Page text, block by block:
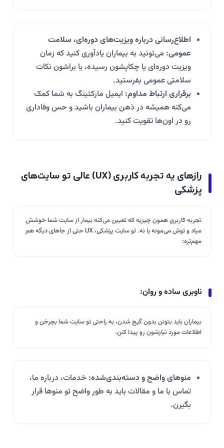
اطلاع‌رسانی درباره ویزیت‌های دوره‌ای، سلامت
عمومی: می‌تونید به بیماران یادآوری کنید که زمان
ویزیت دوره‌ای یا چکاپشون رسیده، یا براشون نکات
سلامتی عمومی بفرستید.
برقراری ارتباط مداوم: ایمیل مارکتینگ به شما کمک
می‌کنه همیشه در ذهن بیماران باشید و حس وفاداری
رو در اون‌ها تقویت کنید.
رازهای یه تجربه کاربری (UX) عالی تو سایت‌های
پزشکی
تجربه کاربری همون چیزیه که تعیین می‌کنه بیمار از سایت شما خوشش
میاد و توش می‌مونه یا نه. تو سایت پزشکی، UX حتی از جاهای دیگه هم
مهم‌تره:
ناوبری ساده و روان:
بیماران باید بتونن بدون گیج شدن، به راحتی تو سایت شما بچرخن و
اطلاعات مورد نیازشون رو پیدا کنن.
منوهای واضح و دسته‌بندی‌شده: خدمات، درباره ما،
تماس با ما و مقالات باید به طور واضح تو منوها قرار
بگیرن.